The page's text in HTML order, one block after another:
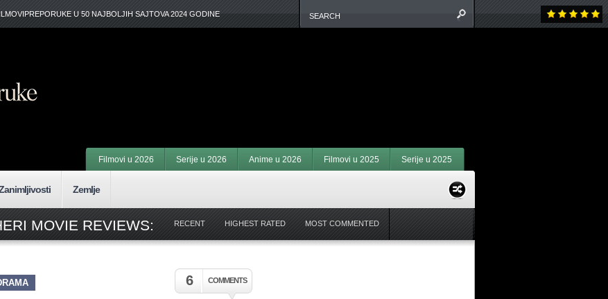
U 50 NAJBOLJIH SAJTOVA 2024 GODINE
Filmovi u 2026 Serije u 2026 Anime u 2026 Filmovi u 2025 Serije u 2025
Zemlje
MOVIE REVIEWS: RECENT HIGHEST RATED MOST COMMENTED
6 COMMENTS